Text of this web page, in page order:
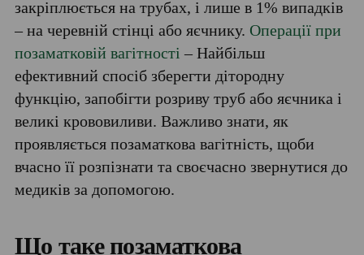
закріплюється на трубах, і лише в 1% випадків
– на черевній стінці або яєчнику. Операції при
позаматковій вагітності – Найбільш
ефективний спосіб зберегти дітородну
функцію, запобігти розриву труб або яєчника і
великі крововиливи. Важливо знати, як
проявляється позаматкова вагітність, щоби
вчасно її розпізнати та своєчасно звернутися до
медиків за допомогою.
Що таке позаматкова